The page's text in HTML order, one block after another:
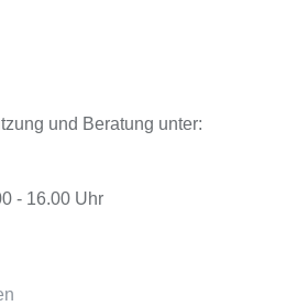
und Beratung unter:
- 16.00 Uhr